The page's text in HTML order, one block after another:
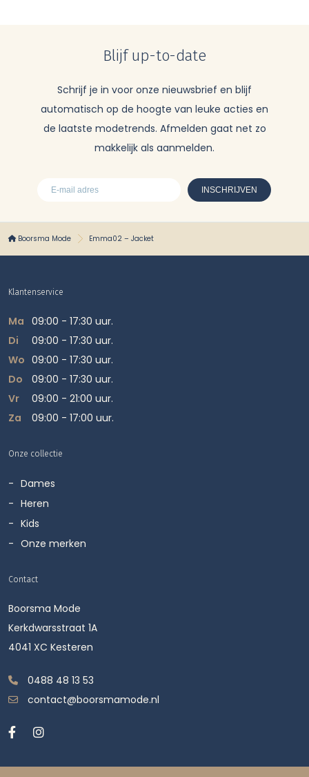
Blijf up-to-date
Schrijf je in voor onze nieuwsbrief en blijf
automatisch op de hoogte van leuke acties en
de laatste modetrends. Afmelden gaat net zo
makkelijk als aanmelden.
Boorsma Mode Emma02 – Jacket
Klantenservice
Ma 09:00 - 17:30 uur.
Di
09:00 - 17:30 uur.
Wo 09:00 - 17:30 uur.
Do
09:00 - 17:30 uur.
Vr
09:00 - 21:00 uur.
Za
09:00 - 17:00 uur.
Onze collectie
Dames
Heren
Kids
Onze merken
Contact
Boorsma Mode
Kerkdwarsstraat 1A
4041 XC Kesteren
0488 48 13 53
contact@boorsmamode.nl